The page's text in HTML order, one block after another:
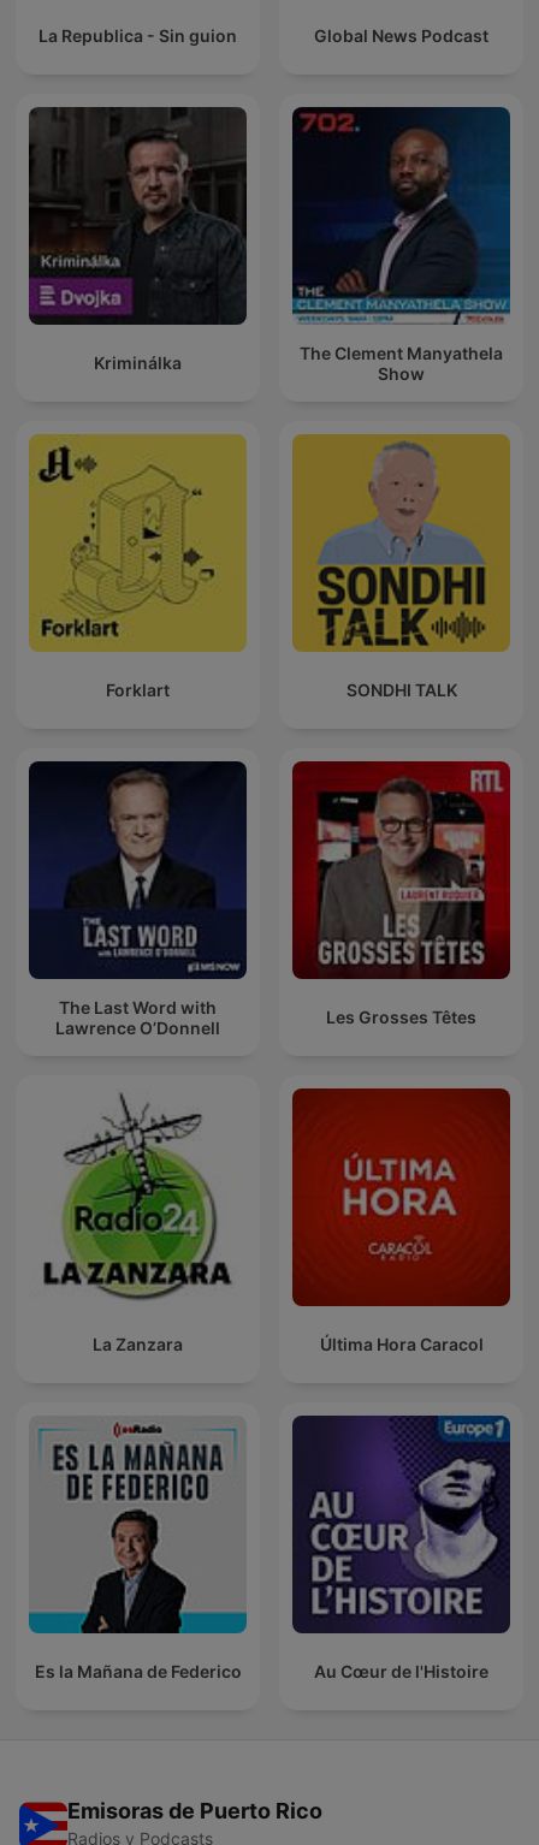
La Republica - Sin guion Global News Podcast
Kriminálka
The Clement Manyathela
Show
Forklart SONDHI TALK
The Last Word with
Lawrence O’Donnell
Les Grosses Têtes
La Zanzara Última Hora Caracol
Es la Mañana de Federico Au Cœur de l'Histoire
Emisoras de Puerto Rico
Radios y Podcasts